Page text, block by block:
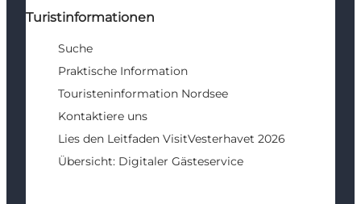
Turistinformationen
Suche
Praktische Information
Touristeninformation Nordsee
Kontaktiere uns
Lies den Leitfaden VisitVesterhavet 2026
Übersicht: Digitaler Gästeservice